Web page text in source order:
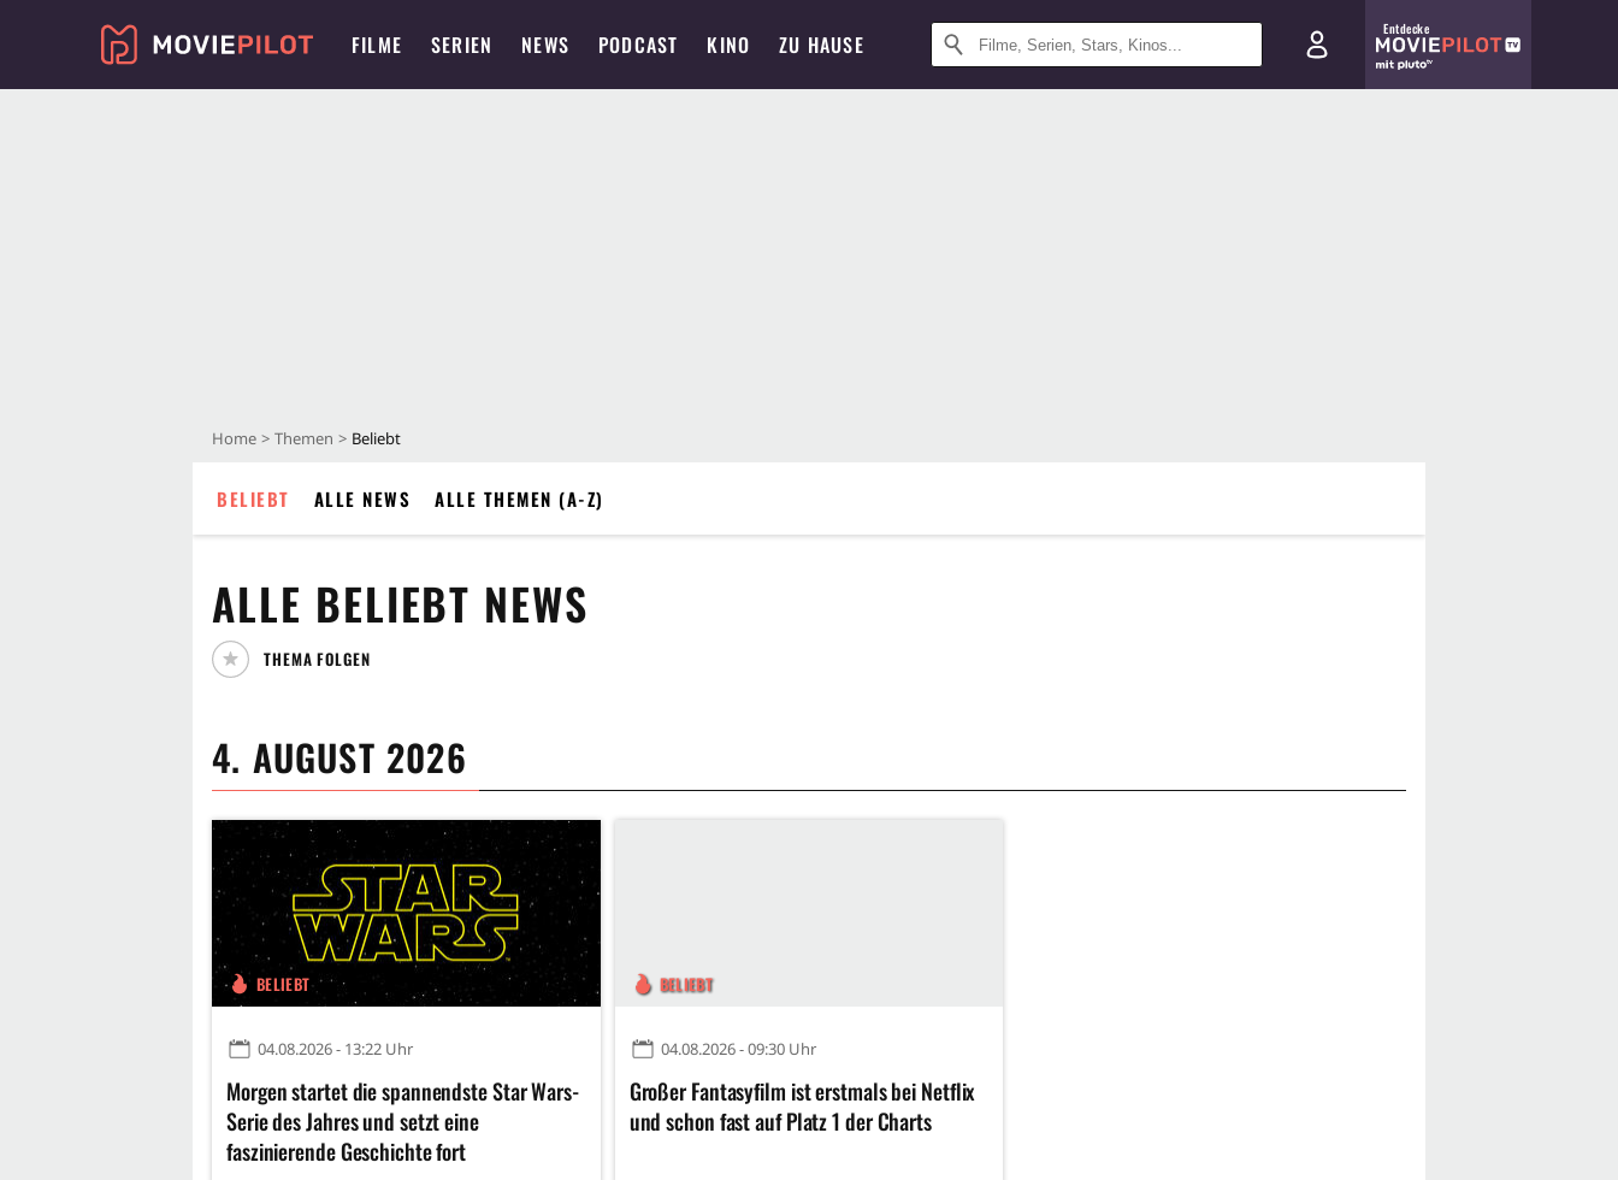
FILME SERIEN NEWS PODCAST KINO ZU HAUSE
Entdecke
Home Themen Beliebt
BELIEBT ALLE NEWS ALLE THEMEN (A-Z)
ALLE BELIEBT NEWS
THEMA FOLGEN
4. AUGUST 2026
BELIEBT
04.08.2026 - 13:22 Uhr
Morgen startet die spannendste Star Wars-
Serie des Jahres und setzt eine
faszinierende Geschichte fort
BELIEBT
04.08.2026 - 09:30 Uhr
Großer Fantasyfilm ist erstmals bei Netflix
und schon fast auf Platz 1 der Charts